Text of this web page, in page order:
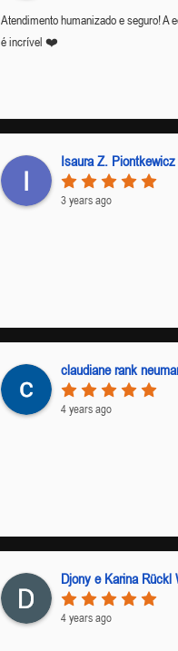
Atendimento humanizado e seguro! A
é incrível ❤️
Isaura Z. Piontkewicz
3 years ago
claudiane rank
4 years ago
4 years ago